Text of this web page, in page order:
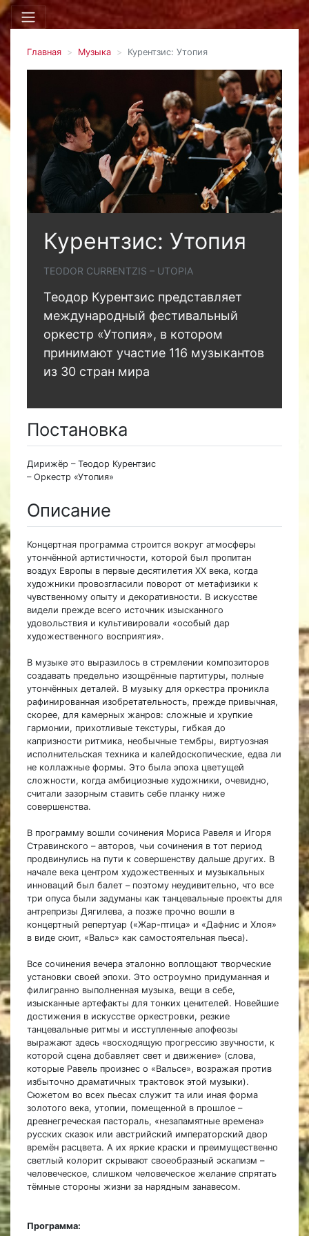
Главная Музыка Курентзис: Утопия
Курентзис: Утопия
TEODOR CURRENTZIS – UTOPIA
Теодор Курентзис представляет
международный фестивальный
оркестр «Утопия», в котором
принимают участие 116 музыкантов
из 30 стран мира
Постановка
Дирижёр – Теодор Курентзис
– Оркестр «Утопия»
Описание
Концертная программа строится вокруг атмосферы
утончённой артистичности, которой был пропитан
воздух Европы в первые десятилетия XX века, когда
художники провозгласили поворот от метафизики к
чувственному опыту и декоративности. В искусстве
видели прежде всего источник изысканного
удовольствия и культивировали «особый дар
художественного восприятия».
В музыке это выразилось в стремлении композиторов
создавать предельно изощрённые партитуры, полные
утончённых деталей. В музыку для оркестра проникла
рафинированная изобретательность, прежде привычная,
скорее, для камерных жанров: сложные и хрупкие
гармонии, прихотливые текстуры, гибкая до
капризности ритмика, необычные тембры, виртуозная
исполнительская техника и калейдоскопические, едва ли
не коллажные формы. Это была эпоха цветущей
сложности, когда амбициозные художники, очевидно,
считали зазорным ставить себе планку ниже
совершенства.
В программу вошли сочинения Мориса Равеля и Игоря
Стравинского – авторов, чьи сочинения в тот период
продвинулись на пути к совершенству дальше других. В
начале века центром художественных и музыкальных
инноваций был балет – поэтому неудивительно, что все
три опуса были задуманы как танцевальные проекты для
антрепризы Дягилева, а позже прочно вошли в
концертный репертуар («Жар-птица» и «Дафнис и Хлоя»
в виде сюит, «Вальс» как самостоятельная пьеса).
Все сочинения вечера эталонно воплощают творческие
установки своей эпохи. Это остроумно придуманная и
филигранно выполненная музыка, вещи в себе,
изысканные артефакты для тонких ценителей. Новейшие
достижения в искусстве оркестровки, резкие
танцевальные ритмы и исступленные апофеозы
выражают здесь «восходящую прогрессию звучности, к
которой сцена добавляет свет и движение» (слова,
которые Равель произнес о «Вальсе», возражая против
избыточно драматичных трактовок этой музыки).
Сюжетом во всех пьесах служит та или иная форма
золотого века, утопии, помещенной в прошлое –
древнегреческая пастораль, «незапамятные времена»
русских сказок или австрийский императорский двор
времён расцвета. А их яркие краски и преимущественно
светлый колорит скрывают своеобразный эскапизм –
человеческое, слишком человеческое желание спрятать
тёмные стороны жизни за нарядным занавесом.
Программа: